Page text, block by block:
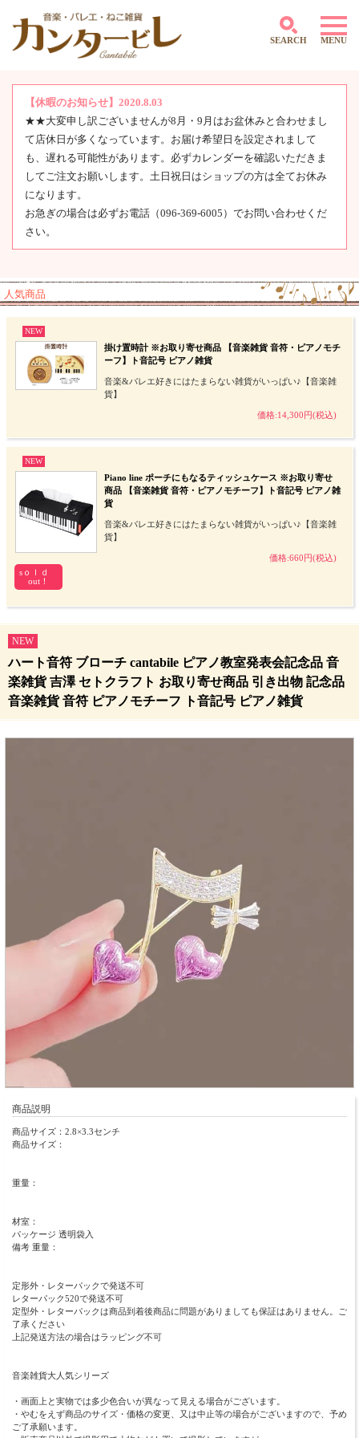
SEARCH MENU
～500円
501円～1,000円
1,001円～2,000円
2,001円～3,000円
4,000円～5,000円
【休暇のお知らせ】2020.8.03
★★大変申し訳ございませんが8月・9月はお盆休みと合わせまし
て店休日が多くなっています。お届け希望日を設定されまして
も、遅れる可能性があります。必ずカレンダーを確認いただきま
してご注文お願いします。土日祝日はショップの方は全てお休み
になります。
お急ぎの場合は必ずお電話（096-369-6005）でお問い合わせくだ
さい。
人気商品
NEW
掛け置時計 ※お取り寄せ商品 【音楽雑貨 音符・ピアノモチ
ーフ】ト音記号 ピアノ雑貨
音楽&バレエ好きにはたまらない雑貨がいっぱい♪【音楽雑
貨】
価格:14,300円(税込)
NEW
Piano line ポーチにもなるティッシュケース ※お取り寄せ
商品 【音楽雑貨 音符・ピアノモチーフ】ト音記号 ピアノ雑
貨
音楽&バレエ好きにはたまらない雑貨がいっぱい♪【音楽雑
貨】
価格:660円(税込)
sｏｌｄ
out！
NEW
ハート音符 ブローチ cantabile ピアノ教室発表会記念品 音
楽雑貨 吉澤 セトクラフト お取り寄せ商品 引き出物 記念品
音楽雑貨 音符 ピアノモチーフ ト音記号 ピアノ雑貨
商品説明
商品サイズ：2.8×3.3センチ
商品サイズ：
重量：
材室：
パッケージ 透明袋入
備考 重量：
定形外・レターパックで発送不可
レターパック520で発送不可
定型外・レターパックは商品到着後商品に問題がありましても保証はありません。ご
了承ください
上記発送方法の場合はラッピング不可
音楽雑貨大人気シリーズ
・画面上と実物では多少色合いが異なって見える場合がございます。
・やむをえず商品のサイズ・価格の変更、又は中止等の場合がございますので、予め
ご了承願います。